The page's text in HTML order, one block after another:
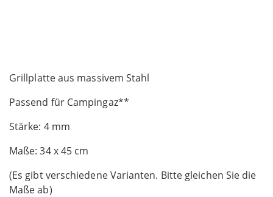
Grillplatte aus massivem Stahl
Passend für Campingaz**
Stärke: 4 mm
Maße: 34 x 45 cm
(Es gibt verschiedene Varianten. Bitte gleichen Sie die
Maße ab)
gallery
to
beginning
the
images
gallery